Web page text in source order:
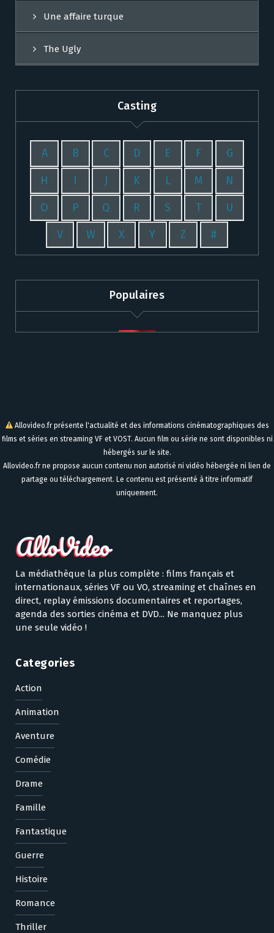
Une affaire turque
The Ugly
Casting
A B C D E F G
H I J K L M N
O P Q R S T U
V W X Y Z #
Populaires
Allovideo.fr présente l'actualité et des informations cinématographiques des
films et séries en streaming VF et VOST. Aucun film ou série ne sont disponibles ni
hébergés sur le site.
Allovideo.fr ne propose aucun contenu non autorisé ni vidéo hébergée ni lien de
partage ou téléchargement. Le contenu est présenté à titre informatif
uniquement.
La médiathèque la plus complète : films français et
internationaux, séries VF ou VO, streaming et chaînes en
direct, replay émissions documentaires et reportages,
agenda des sorties cinéma et DVD... Ne manquez plus
une seule vidéo !
Categories
Action
Animation
Aventure
Comédie
Drame
Famille
Fantastique
Guerre
Histoire
Romance
Thriller